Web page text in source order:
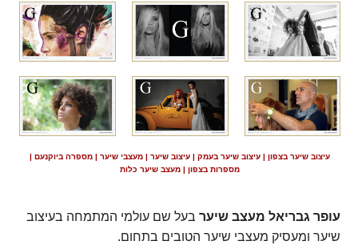
עיצוב שיער בצפון | עיצוב שיער בעמק | עיצוב שיער | מעצבי שיער | מספרה ביוקנעם |
מספרות בצפון | מעצב שיער כלות
עופר גבריאל מעצב שיער בעל שם עולמי המתמחה בעיצוב
שיער ומעסיק מעצבי שיער הטובים בתחום.